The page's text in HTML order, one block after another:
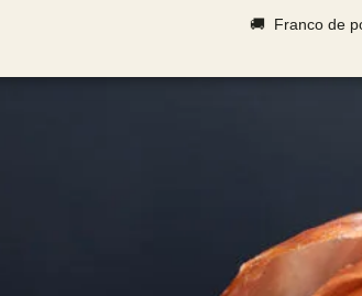
🚚 Franco de